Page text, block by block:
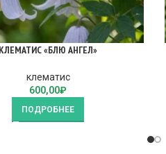
КЛЕМАТИС «БЛЮ АНГЕЛ»
клематис
600,00₽
ПОДРОБНЕЕ